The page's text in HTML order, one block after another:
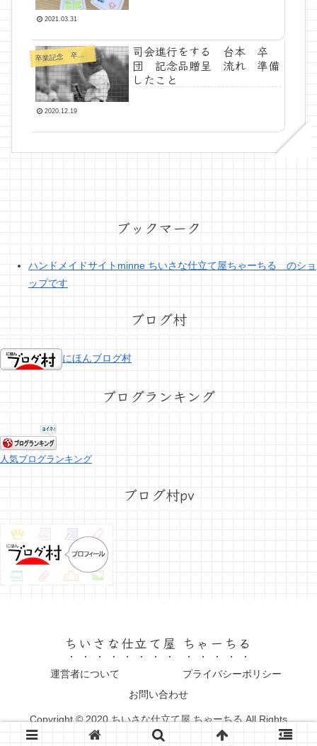
園。卒対、修了対策、修対
2021.03.31
卒
業記念 卒業対策
司会進行をする 台本 卒
団 記念品贈呈 流れ 準備
したこと
2020.12.19
ブックマーク
ハンドメイドサイトminne ちいさな仕立て屋ちゃーちる のショ
ップです
ブログ村
にほんブログ村
ブログランキング
人気ブログランキング
ブログ村pv
ちいさな仕立て屋 ちゃーちる
運営者について
プライバシーポリシー
お問い合わせ
Copyright © 2020 ちいさな仕立て屋 ちゃーちる All Rights
Reserved.